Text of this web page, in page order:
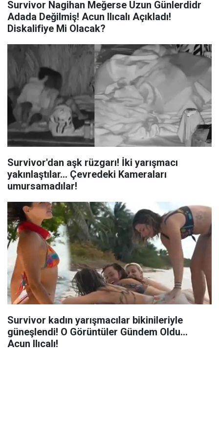
Survivor Nagihan Meğerse Uzun Günlerdidr
Adada Değilmiş! Acun Ilıcalı Açıkladı!
Diskalifiye Mi Olacak?
Survivor'dan aşk rüzgarı! İki yarışmacı
yakınlaştılar… Çevredeki Kameraları
umursamadılar!
Survivor kadın yarışmacılar bikinileriyle
güneşlendi! O Görüntüler Gündem Oldu...
Acun Ilıcalı!